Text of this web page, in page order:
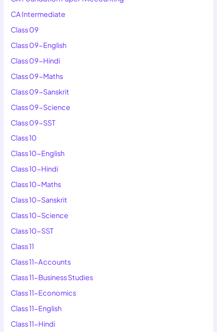
CA Intermediate
Class 09
Class 09-English
Class 09-Hindi
Class 09-Maths
Class 09-Sanskrit
Class 09-Science
Class 09-SST
Class 10
Class 10-English
Class 10-Hindi
Class 10-Maths
Class 10-Sanskrit
Class 10-Science
Class 10-SST
Class 11
Class 11-Accounts
Class 11-Business Studies
Class 11-Economics
Class 11-English
Class 11-Hindi